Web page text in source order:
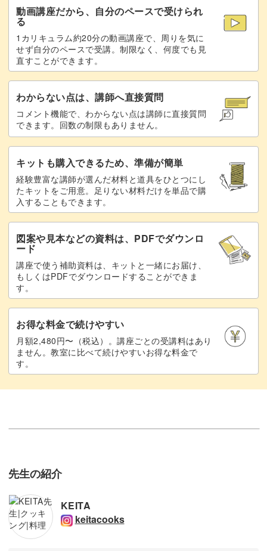
動画講座だから、自分のペースで受けられ
る
1カリキュラム約20分の動画講座で、周りを気に
せず自分のペースで受講。制限なく、何度でも見
直すことができます。
わからない点は、講師へ直接質問
コメント機能で、わからない点は講師に直接質問
できます。回数の制限もありません。
キットも購入できるため、準備が簡単
経験豊富な講師が選んだ材料と道具をひとつにし
たキットをご用意。足りない材料だけを単品で購
入することもできます。
図案や見本などの資料は、PDFでダウンロ
ード
講座で使う補助資料は、キットと一緒にお届け、
もしくはPDFでダウンロードすることができま
す。
お得な料金で続けやすい
月額2,480円〜（税込）。講座ごとの受講料はあり
ません。教室に比べて続けやすいお得な料金で
す。
先生の紹介
KEITA
keitacooks